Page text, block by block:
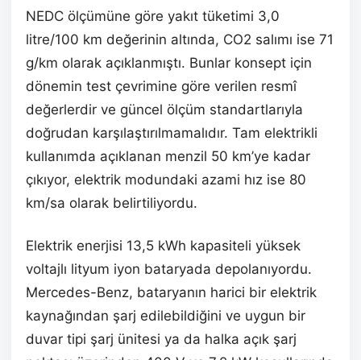
NEDC ölçümüne göre yakıt tüketimi 3,0
litre/100 km değerinin altında, CO2 salımı ise 71
g/km olarak açıklanmıştı. Bunlar konsept için
dönemin test çevrimine göre verilen resmî
değerlerdir ve güncel ölçüm standartlarıyla
doğrudan karşılaştırılmamalıdır. Tam elektrikli
kullanımda açıklanan menzil 50 km’ye kadar
çıkıyor, elektrik modundaki azami hız ise 80
km/sa olarak belirtiliyordu.
Elektrik enerjisi 13,5 kWh kapasiteli yüksek
voltajlı lityum iyon bataryada depolanıyordu.
Mercedes-Benz, bataryanın harici bir elektrik
kaynağından şarj edilebildiğini ve uygun bir
duvar tipi şarj ünitesi ya da halka açık şarj